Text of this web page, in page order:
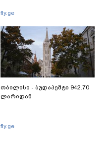
fly.ge
თბილისი - ბუდაპეშტი 942.70
ლარიდან
fly.ge